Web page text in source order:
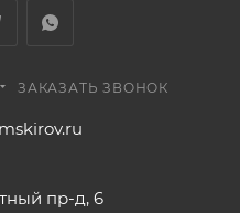
либо с отделом
наличие
повторной
ЗАКАЗАТЬ ЗВОНОК
пр-д, 6